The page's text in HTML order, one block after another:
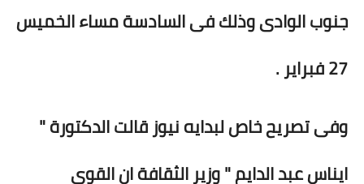
جنوب الوادى وذلك فى السادسة مساء الخميس
27 فبراير .
وفى تصريح خاص لبدايه نيوز قالت الدكتورة "
ايناس عبد الدايم " وزير الثقافة ان القوى